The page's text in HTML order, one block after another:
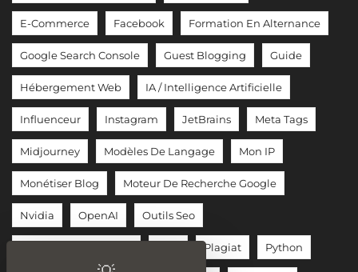
E-Commerce Facebook Formation En Alternance
Google Search Console Guest Blogging Guide
Hébergement Web IA / Intelligence Artificielle
Influenceur Instagram JetBrains Meta Tags
Midjourney Modèles De Langage Mon IP
Monétiser Blog Moteur De Recherche Google
Nvidia OpenAI Outils Seo
Plagiat Python